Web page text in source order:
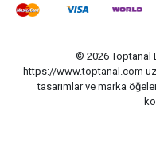
© 2026 Toptanal
https://www.toptanal.com
tasarımlar ve marka